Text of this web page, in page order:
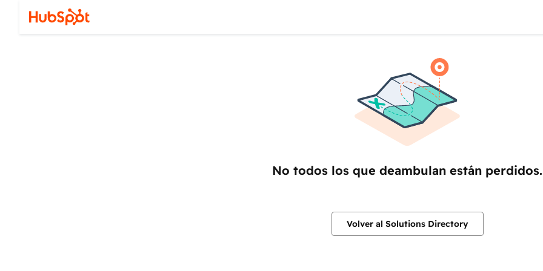
No todos los que deambulan están perdidos.
Volver al Solutions Directory